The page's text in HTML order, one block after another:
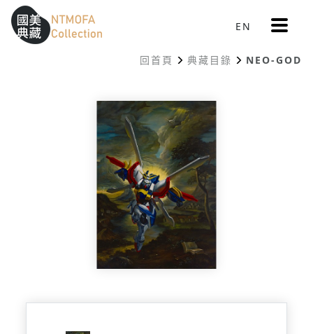
跳到中間主要內容區
網站導覽
::: EN 更
多
單
回首頁 典藏目錄 NEO-GOD